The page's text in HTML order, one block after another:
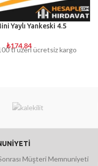
Yaylı Yankeski 4.5
₺174,84
tl üzeri ücretsiz kargo
Müşteri Memnuniyeti